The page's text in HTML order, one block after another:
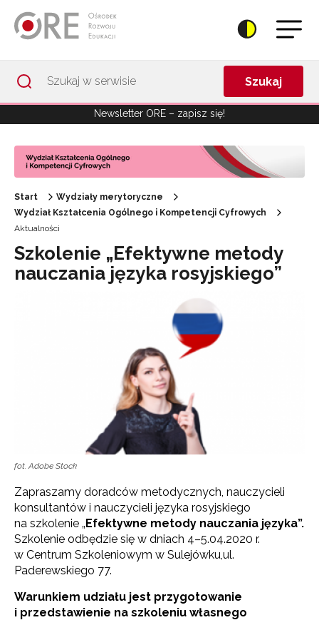
Szukaj
Newsletter ORE – zapisz się!
Start
Wydziały merytoryczne
Wydział Kształcenia Ogólnego i Kompetencji Cyfrowych
Aktualności
Szkolenie „Efektywne metody
nauczania języka rosyjskiego”
fot. Adobe Stock
Zapraszamy doradców metodycznych, nauczycieli
konsultantów i nauczycieli języka rosyjskiego
na szkolenie „Efektywne metody nauczania języka”.
Szkolenie odbędzie się w dniach 4–5.04.2020 r.
w Centrum Szkoleniowym w Sulejówku,ul.
Paderewskiego 77.
Warunkiem udziału jest przygotowanie
i przedstawienie na szkoleniu własnego